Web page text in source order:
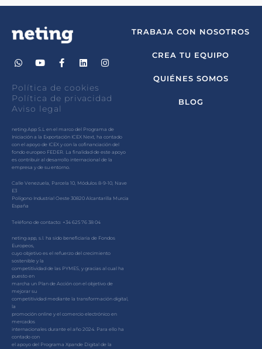
Política de cookies
Política de privacidad
Aviso legal
neting App S.L en el marco del Programa de
Iniciación a la Exportación ICEX Next, ha contado
con el apoyo de ICEX y con la cofinanciación del
fondo europeo FEDER. La finalidad de este apoyo
es contribuir al desarrollo internacional de la
empresa y de su entorno.
Calle Venezuela, Parcela 10, Módulos 8-9-10, Nave
E3
Polígono Industrial Oeste 30820 Alcantarilla Murcia
España
Teléfono de contacto: +34 625 76 38 04
neting app, s.l. ha sido beneficiaria de Fondos
Europeos,
cuyo objetivo es el refuerzo del crecimiento
sostenible y la
competitividad de las PYMES, y gracias al cual ha
puesto en
marcha un Plan de Acción con el objetivo de
mejorar su
competitividad mediante la transformación digital,
la
promoción online y el comercio electrónico en
mercados
internacionales durante el año 2024. Para ello ha
contado con
el apoyo del Programa Xpande Digital de la
TRABAJA CON NOSOTROS
CREA TU EQUIPO
QUIÉNES SOMOS
BLOG